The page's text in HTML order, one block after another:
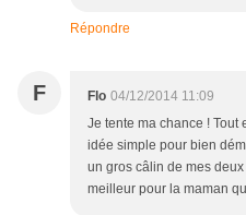
Répondre
F Flo 04/12/2014 11:09
Je tente ma chance ! Tout
idée simple pour bien
un gros câlin de mes
meilleur pour la maman